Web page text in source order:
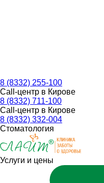
8 (8332) 255-100
Call-центр в Кирове
8 (8332) 711-100
Call-центр в Кирове
8 (8332) 332-004
Стоматология
Услуги и цены